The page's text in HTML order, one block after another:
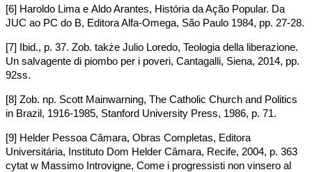
[6] Haroldo Lima e Aldo Arantes, História da Ação Popular. Da
JUC ao PC do B, Editora Alfa-Omega, São Paulo 1984, pp. 27-28.
[7] Ibid., p. 37. Zob. także Julio Loredo, Teologia della liberazione.
Un salvagente di piombo per i poveri, Cantagalli, Siena, 2014, pp.
92ss.
[8] Zob. np. Scott Mainwarning, The Catholic Church and Politics
in Brazil, 1916-1985, Stanford University Press, 1986, p. 71.
[9] Helder Pessoa Câmara, Obras Completas, Editora
Universitária, Instituto Dom Helder Câmara, Recife, 2004, p. 363
cytat w Massimo Introvigne, Come i progressisti non vinsero al